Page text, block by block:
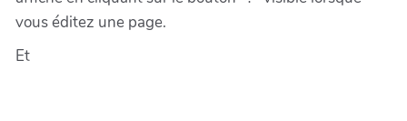
vous éditez une page.
Et